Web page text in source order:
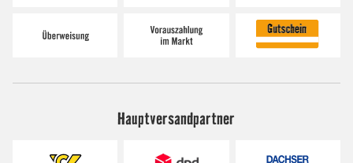
Hauptversandpartner